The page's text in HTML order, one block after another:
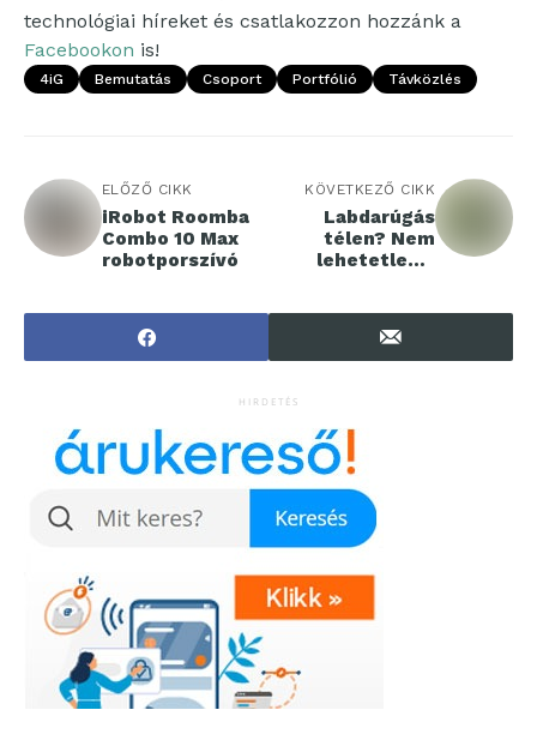
technológiai híreket és csatlakozzon hozzánk a
Facebookon is!
4iG Bemutatás Csoport Portfólió Távközlés
ELŐZŐ CIKK
iRobot Roomba
Combo 10 Max
robotporszívó
KÖVETKEZŐ CIKK
Labdarúgás
télen? Nem
lehetetlen a
HIRDETÉS